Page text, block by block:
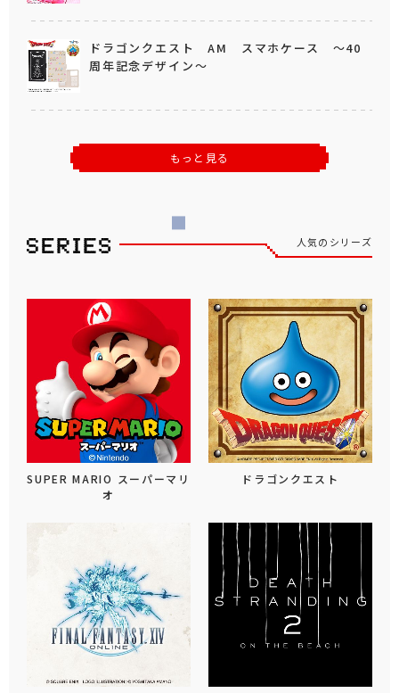
ドラゴンクエスト AM スマホケース ～40
周年記念デザイン～
もっと見る
人気のシリーズ
SUPER MARIO スーパーマリ
オ
ドラゴンクエスト